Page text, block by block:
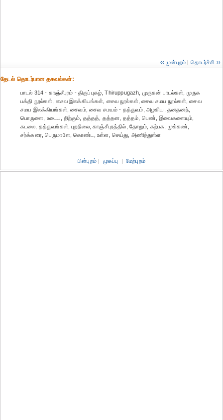
‹‹ முன்புறம் | தொடர்ச்சி ››
தேட‌ல் தொட‌ர்பான தகவ‌ல்க‌ள்:
பாடல் 314 - காஞ்சீபுரம் - திருப்புகழ், Thiruppugazh, முருகன் பாடல்கள், முருக
பக்தி நூல்கள், சைவ இலக்கியங்கள், சைவ நூல்கள், சைவ சமய நூல்கள், சைவ
சமய இலக்கியங்கள், சைவம், சைவ சமயம் - தத்துவம், அழகிய, தனதனந்,
பொருளை, உடைய, நிற்கும், தத்தத், தத்தன, தத்தம், பெண், இவைகளையும்,
கடலை, தத்துவங்கள், புறநிலை, காஞ்சீபுரத்தில், தோறும், கற்பக, முக்கண்,
சர்க்கரை, பெருமாளே, கொண்ட, உள்ள, செய்து, அணிந்துள்ள
பின்புறம் | முகப்பு | மேற்புறம்